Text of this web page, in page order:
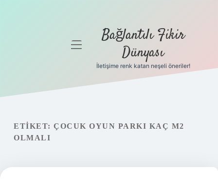
Gizlilik
Yasal Uyarı
menüyü
Bağlantılı Fikir
Dünyası
İletişime renk katan neşeli öneriler!
ETIKET: ÇOCUK OYUN PARKI KAÇ M2
OLMALI